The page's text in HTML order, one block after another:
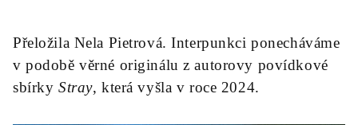
Přeložila Nela Pietrová. Interpunkci ponecháváme
v podobě věrné originálu z autorovy povídkové
sbírky Stray, která vyšla v roce 2024.